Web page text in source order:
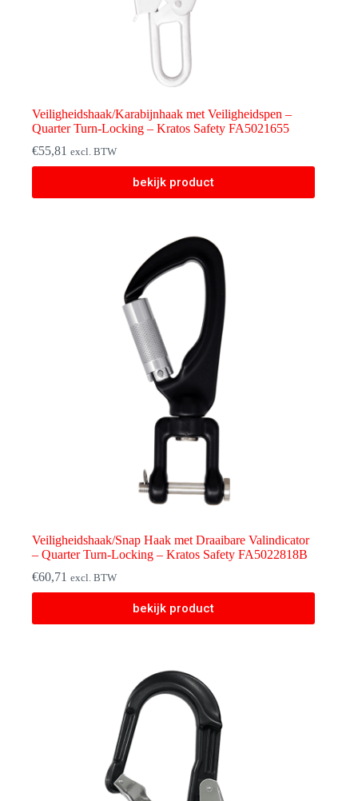
Veiligheidshaak/Karabijnhaak met Veiligheidspen –
Quarter Turn-Locking – Kratos Safety FA5021655
€55,81 excl. BTW
bekijk product
Veiligheidshaak/Snap Haak met Draaibare Valindicator
– Quarter Turn-Locking – Kratos Safety FA5022818B
€60,71 excl. BTW
bekijk product